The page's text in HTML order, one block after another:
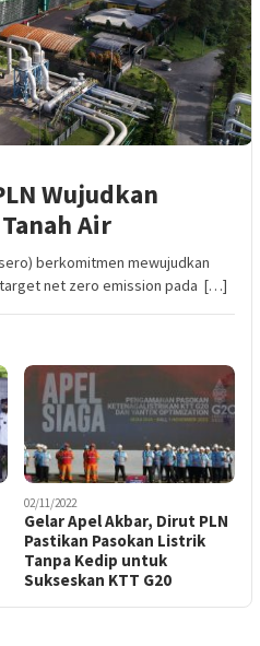
Wujudkan
Air
berkomitmen mewujudkan
net zero emission pada […]
02/11/2022
Gelar Apel Akbar, Dirut PLN
Pastikan Pasokan Listrik
Tanpa Kedip untuk
Sukseskan KTT G20